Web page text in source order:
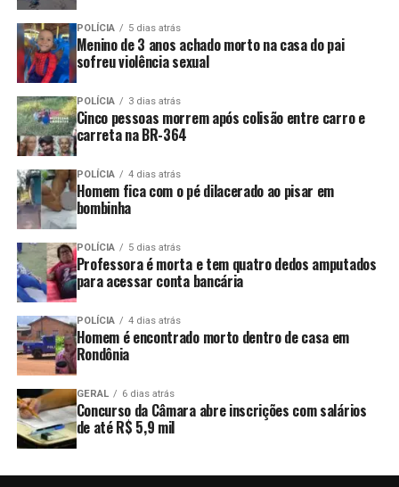
POLÍCIA 5 dias atrás
Menino de 3 anos achado morto na casa do pai
sofreu violência sexual
POLÍCIA 3 dias atrás
Cinco pessoas morrem após colisão entre carro e
carreta na BR-364
POLÍCIA 4 dias atrás
Homem fica com o pé dilacerado ao pisar em
bombinha
POLÍCIA 5 dias atrás
Professora é morta e tem quatro dedos amputados
para acessar conta bancária
POLÍCIA 4 dias atrás
Homem é encontrado morto dentro de casa em
Rondônia
GERAL 6 dias atrás
Concurso da Câmara abre inscrições com salários
de até R$ 5,9 mil